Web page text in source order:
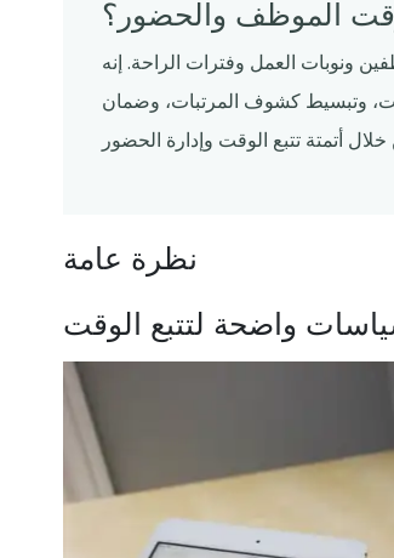
الموظف والحضور؟
ونوبات العمل وفترات الراحة. إنه
وتبسيط كشوف المرتبات، وضمان
نظرة عامة
واضحة لتتبع الوقت